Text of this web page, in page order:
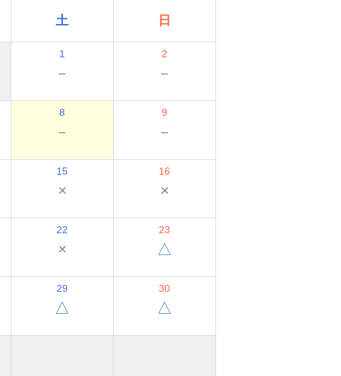
土 日
1
－
2
－
8
－
9
－
15
×
16
×
22
×
23
△
29
△
30
△